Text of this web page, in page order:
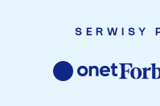
SERWISY